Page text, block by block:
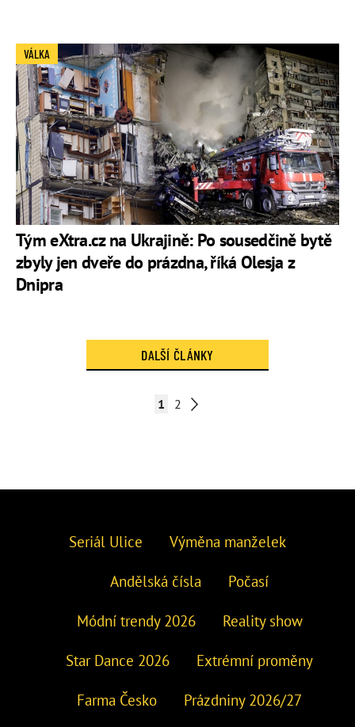
Tým eXtra.cz na Ukrajině: Po sousedčině bytě
zbyly jen dveře do prázdna, říká Olesja z
Dnipra
VÁLKA
DALŠÍ ČLÁNKY
1 2
Seriál Ulice Výměna manželek
Andělská čísla Počasí
Módní trendy 2026 Reality show
Star Dance 2026 Extrémní proměny
Farma Česko Prázdniny 2026/27